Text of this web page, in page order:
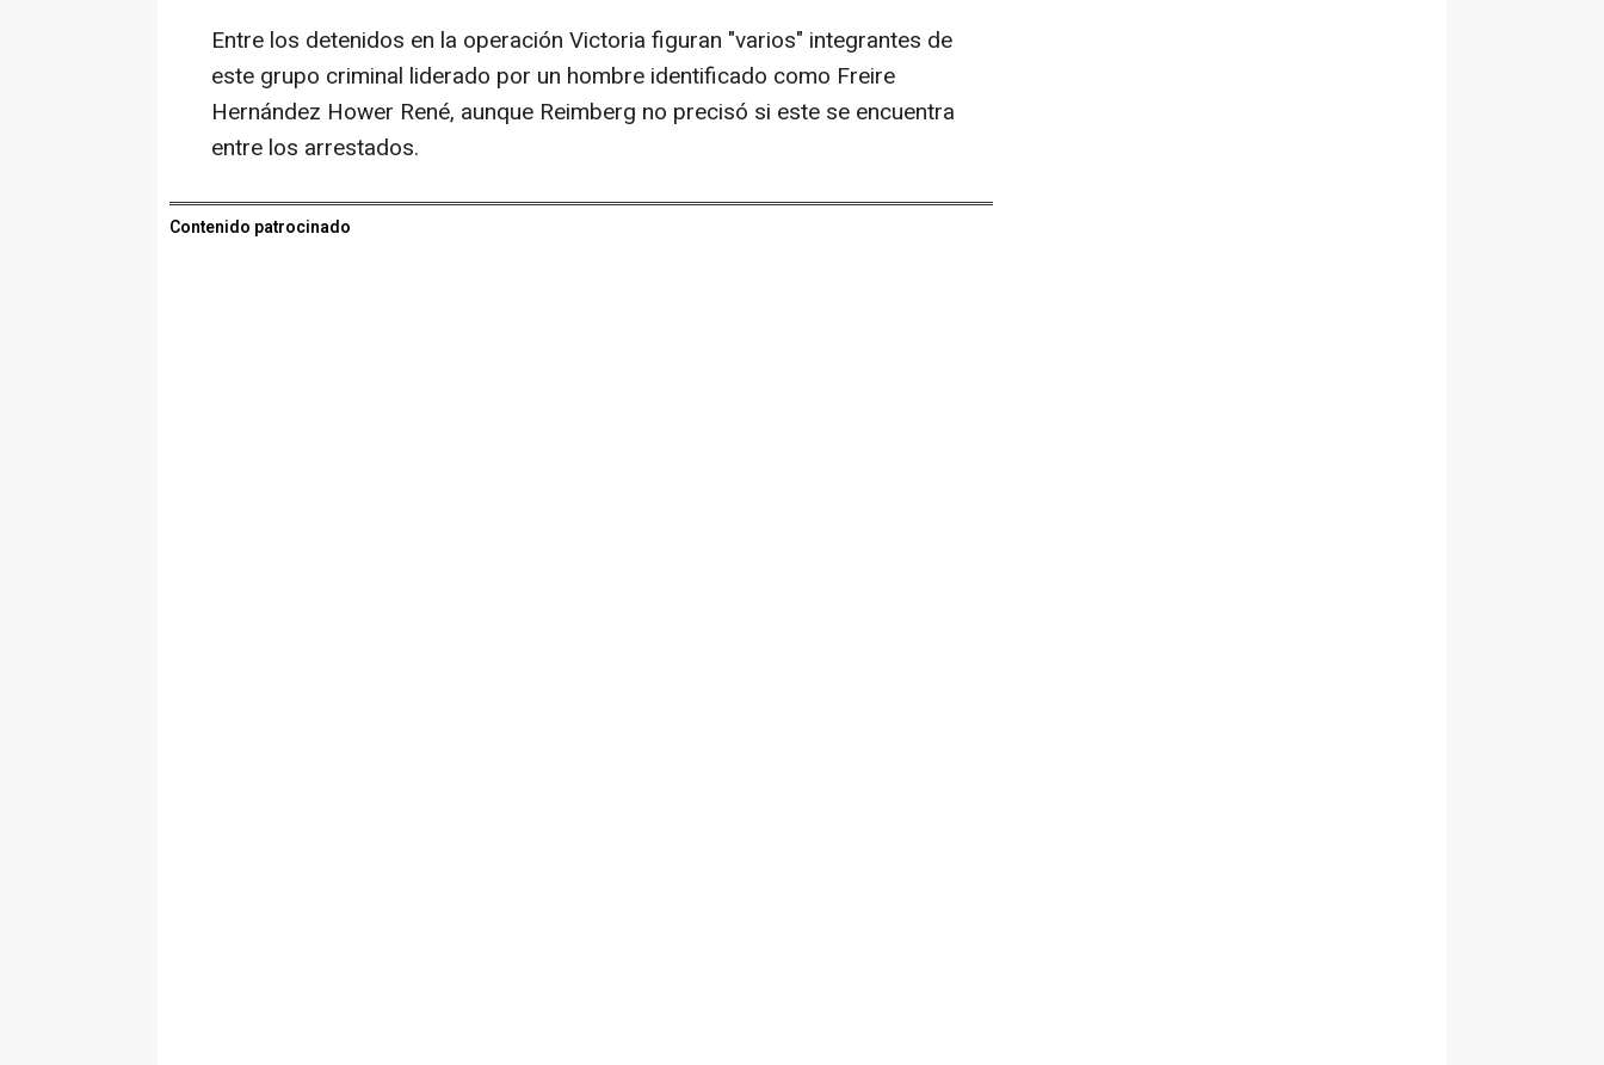
Entre los detenidos en la operación Victoria figuran "varios" integrantes de
este grupo criminal liderado por un hombre identificado como Freire
Hernández Hower René, aunque Reimberg no precisó si este se encuentra
entre los arrestados.
Contenido patrocinado